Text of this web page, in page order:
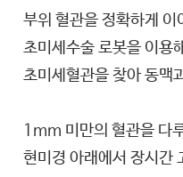
부위 혈관을 정확하게 이
초미세수술 로봇을 이
초미세혈관을 찾아 동맥
1mm 미만의 혈관을 다
현미경 아래에서 장시간